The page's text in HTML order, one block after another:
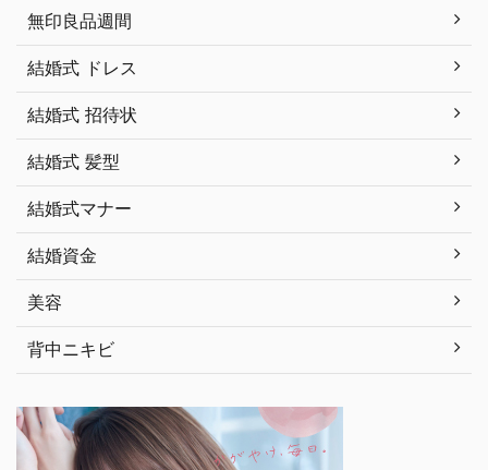
無印良品週間
結婚式 ドレス
結婚式 招待状
結婚式 髪型
結婚式マナー
結婚資金
美容
背中ニキビ